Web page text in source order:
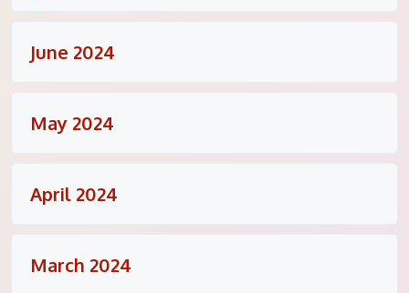
June 2024
May 2024
April 2024
March 2024